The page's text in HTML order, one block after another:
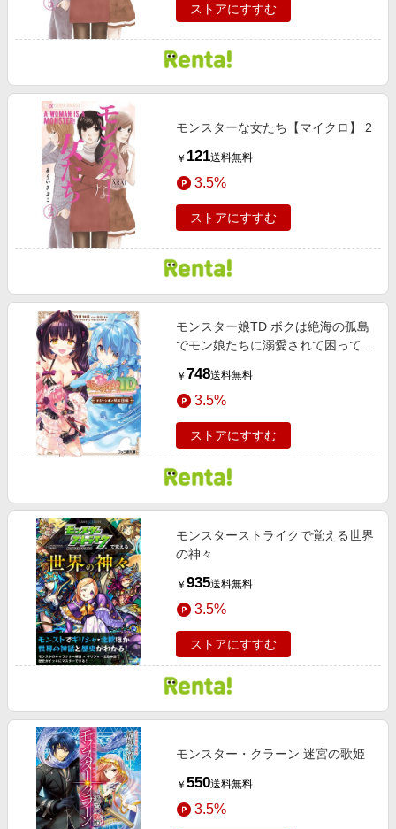
ストアにすすむ
モンスターな女たち【マイクロ】 2
￥ 121送料無料
3.5%
ストアにすすむ
モンスター娘TD ボクは絶海の孤島
でモン娘たちに溺愛されて困ってい
￥ 748送料無料
3.5%
ストアにすすむ
モンスターストライクで覚える世界
の神々
￥ 935送料無料
3.5%
ストアにすすむ
モンスター・クラーン 迷宮の歌姫
￥ 550送料無料
3.5%